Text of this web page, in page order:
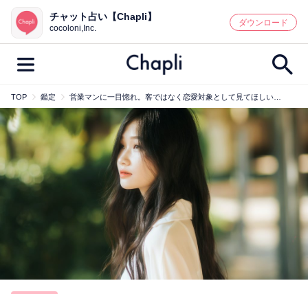
鑑定記事・占い師検索
最新記事一覧
人気記事一覧
カテゴリー別
占い師 キャンペーン
恋の行方 時期
今週の運勢 彼氏 片思い 結婚
チャット占い【Chapli】
cocoloni,Inc.
ダウンロード
TOP 鑑定 営業マンに一目惚れ。客ではなく恋愛対象として見てほしい…